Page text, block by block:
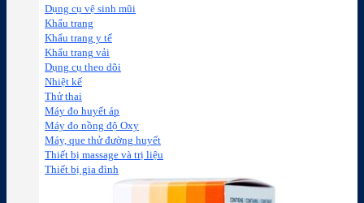
Dụng cụ vệ sinh mũi
Khẩu trang
Khẩu trang y tế
Khẩu trang vải
Dụng cụ theo dõi
Nhiệt kế
Thử thai
Máy đo huyết áp
Máy đo nồng độ Oxy
Máy, que thử đường huyết
Thiết bị massage và trị liệu
Thiết bị gia đình